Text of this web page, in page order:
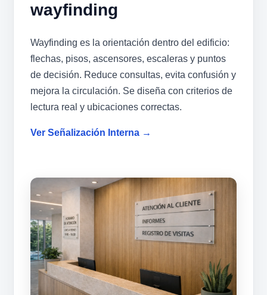
wayfinding
Wayfinding es la orientación dentro del edificio:
flechas, pisos, ascensores, escaleras y puntos
de decisión. Reduce consultas, evita confusión y
mejora la circulación. Se diseña con criterios de
lectura real y ubicaciones correctas.
Ver Señalización Interna →